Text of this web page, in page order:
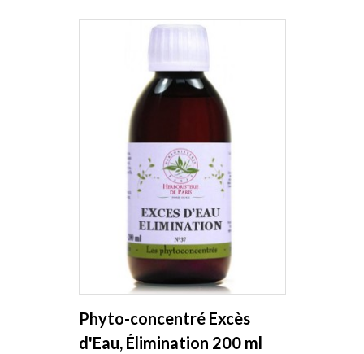
Phyto-concentré Excès
d'Eau, Élimination 200 ml